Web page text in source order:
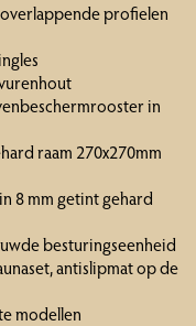
profielen
in
raam 270x270mm
8 mm getint gehard
besturingseenheid
antislipmat op de
modellen